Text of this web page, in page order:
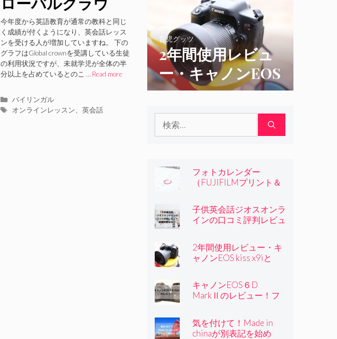
ン）の口コミ評判
レビュー、メリッ
ト・デメリットを
紹介
今年度から英語教育が通常の教科と同じ
く成績が付くようになり、英会話レッス
ンを受ける人が増加していますね。 下の
グラフはGlobal crownを受講している生徒
の利用状況ですが、未就学児が全体の半
分以上を占めているとのこ … Read more
カ
テ
バイリンガル
タ
オンラインレッスン 、英会話
ー・実績経験は
No.1
2年間使用レビュ
ー・キャノンEOS
kiss x9iとkiss x8i
の比較
育児グッツ
フォトカレンダー
（FUJIFILMプリント＆
ビュー
子供英会話ジオスオンラ
インの口コミ評判レビュ
2年間使用レビュー・キ
ャノンEOS kiss x9iと
キャノンEOS６D
MarkⅡのレビュー！フ
て購入しました
気を付けて！Made in
chinaが別表記を始め